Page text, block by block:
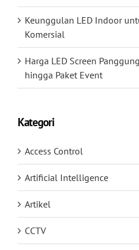
Keunggulan LED Indoor
Komersial
Harga LED Screen
hingga Paket Event
Kategori
Access Control
Artificial Intelligence
Artikel
CCTV